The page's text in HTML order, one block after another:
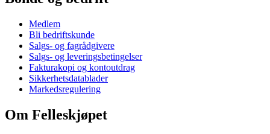
Medlem
Bli bedriftskunde
Salgs- og fagrådgivere
Salgs- og leveringsbetingelser
Fakturakopi og kontoutdrag
Sikkerhetsdatablader
Markedsregulering
Om Felleskjøpet